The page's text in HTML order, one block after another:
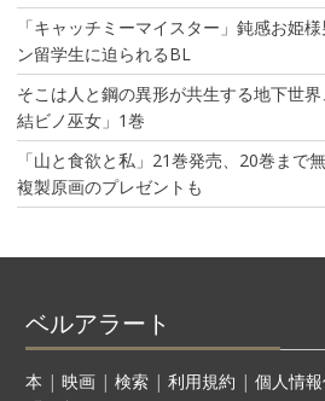
「キャッチミーマイスター」鈍感お姫
ン留学生に迫られるBL
そこは人と鋼の異形が共生する地下世
結ビノ巫女」1巻
「山と食欲と私」21巻発売、20巻ま
複製原画のプレゼントも
ベルアラート
本 | 映画| 検索| 利用規約 | 個人情